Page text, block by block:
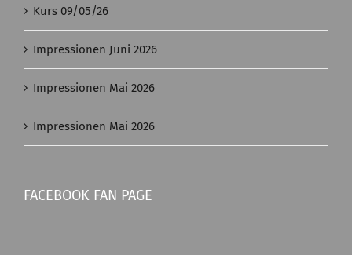
Kurs 09/05/26
Impressionen Juni 2026
Impressionen Mai 2026
Impressionen Mai 2026
FACEBOOK FAN PAGE